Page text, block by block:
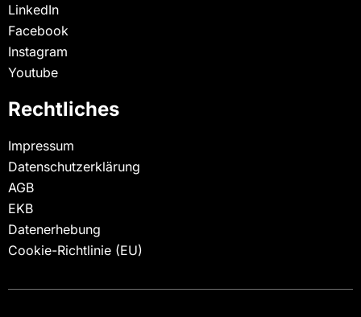
LinkedIn
Facebook
Instagram
Youtube
Rechtliches
Impressum
Datenschutzerklärung
AGB
EKB
Datenerhebung
Cookie-Richtlinie (EU)